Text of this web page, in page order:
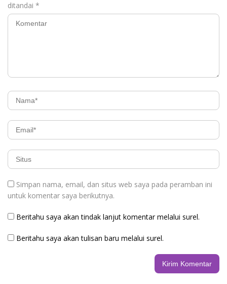
ditandai *
Simpan nama, email, dan situs web saya pada peramban ini
untuk komentar saya berikutnya.
Beritahu saya akan tindak lanjut komentar melalui surel.
Beritahu saya akan tulisan baru melalui surel.